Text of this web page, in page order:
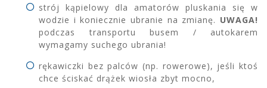
strój kąpielowy dla amatorów pluskania się w
wodzie i koniecznie ubranie na zmianę. UWAGA!
podczas transportu busem / autokarem
wymagamy suchego ubrania!
rękawiczki bez palców (np. rowerowe), jeśli ktoś
chce ściskać drążek wiosła zbyt mocno,